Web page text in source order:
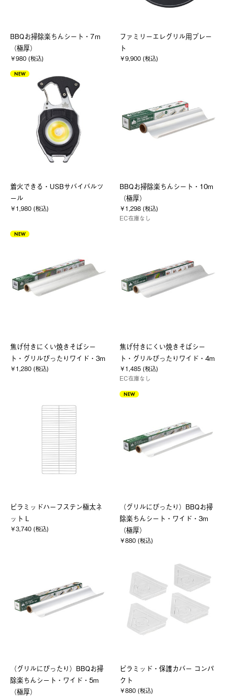
BBQお掃除楽ちんシート・7ｍ
（極厚）
￥980 (税込)
ファミリーエレグリル用プレー
ト
￥9,900 (税込)
NEW
着火できる・USBサバイバルツ
ール
￥1,980 (税込)
BBQお掃除楽ちんシート・10m
（極厚）
￥1,298 (税込)
EC在庫なし
NEW
焦げ付きにくい焼きそばシー
ト・グリルぴったりワイド・3m
￥1,280 (税込)
焦げ付きにくい焼きそばシー
ト・グリルぴったりワイド・4m
￥1,485 (税込)
EC在庫なし
ピラミッドハーフステン極太ネ
ット L
￥3,740 (税込)
NEW
（グリルにぴったり）BBQお掃
除楽ちんシート・ワイド・3m
（極厚）
￥880 (税込)
（グリルにぴったり）BBQお掃
除楽ちんシート・ワイド・5m
（極厚）
ピラミッド・保護カバー コンパ
クト
￥880 (税込)